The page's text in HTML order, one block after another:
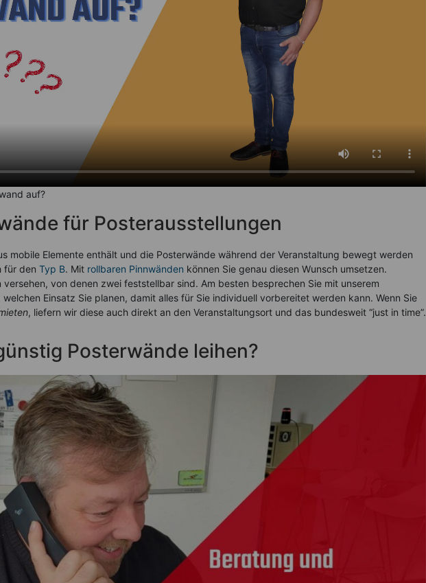
auf?
für Posterausstellungen
mobile Elemente enthält und die Posterwände während der Veranstaltung bewegt werden
für den Typ B. Mit rollbaren Pinnwänden können Sie genau diesen Wunsch umsetzen.
versehen, von denen zwei feststellbar sind. Am besten besprechen Sie mit unserem
Einsatz Sie planen, damit alles für Sie individuell vorbereitet werden kann. Wenn Sie
, liefern wir diese auch direkt an den Veranstaltungsort und das bundesweit “just in time”.
Posterwände leihen?